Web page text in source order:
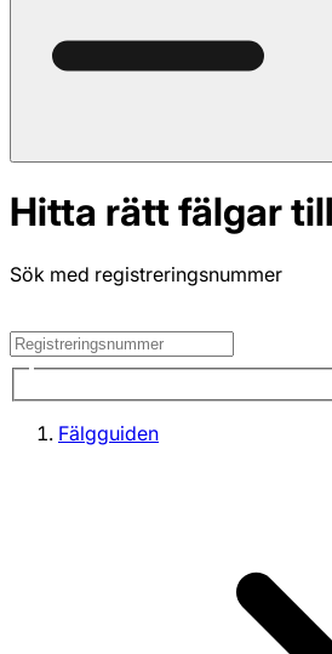
Hitta rätt fälgar
Sök med registreringsnummer
Fälgguiden